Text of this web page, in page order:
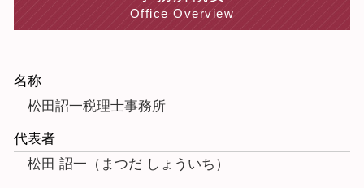
Office Overview
名称
松田詔一税理士事務所
代表者
松田 詔一（まつだ しょういち）